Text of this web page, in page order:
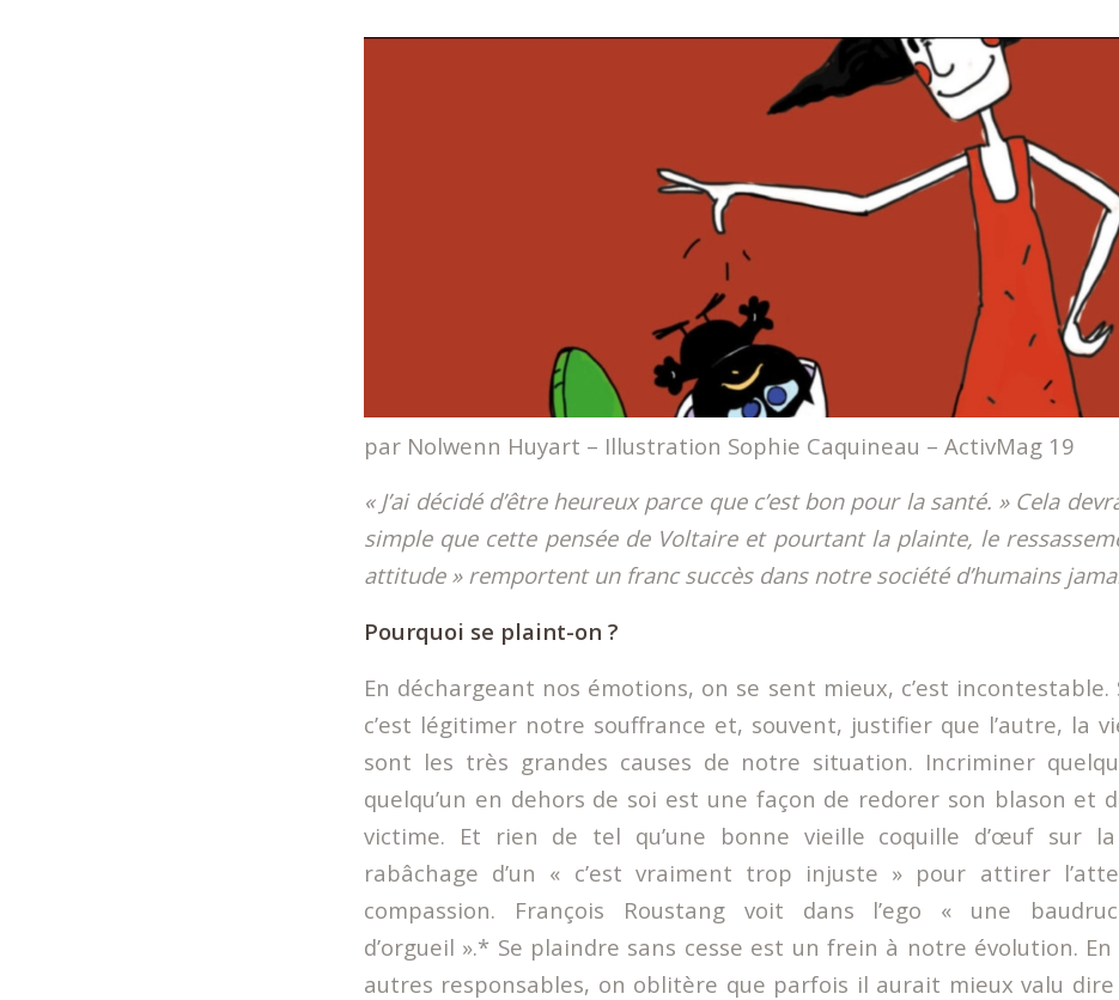
par Nolwenn Huyart – Illustration Sophie Caquineau – ActivMag 19
« J’ai décidé d’être heureux parce que c’est bon pour la santé. » Cela
simple que cette pensée de Voltaire et pourtant la plainte, le
attitude » remportent un franc succès dans notre société d’humains
Pourquoi se plaint-on ?
En déchargeant nos émotions, on se sent mieux, c’est incontestable.
c’est légitimer notre souffrance et, souvent, justifier que l’autre, la
sont les très grandes causes de notre situation. Incriminer
quelqu’un en dehors de soi est une façon de redorer son blason et
victime. Et rien de tel qu’une bonne vieille coquille d’œuf sur
rabâchage d’un « c’est vraiment trop injuste » pour attirer
compassion. François Roustang voit dans l’ego « une
d’orgueil ».* Se plaindre sans cesse est un frein à notre évolution.
autres responsables, on oblitère que parfois il aurait mieux valu